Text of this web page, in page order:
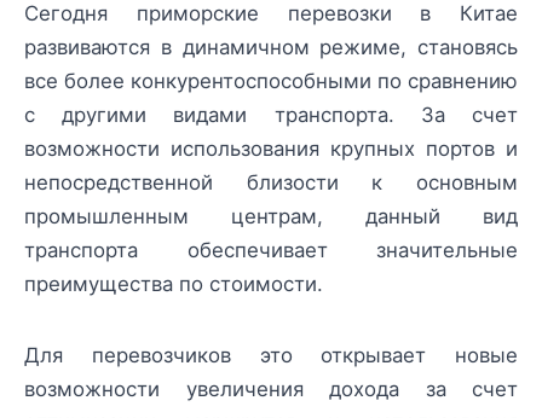
Сегодня приморские перевозки в Китае
развиваются в динамичном режиме, становясь
все более конкурентоспособными по сравнению
с другими видами транспорта. За счет
возможности использования крупных портов и
непосредственной близости к основным
промышленным центрам, данный вид
транспорта обеспечивает значительные
преимущества по стоимости.
Для перевозчиков это открывает новые
возможности увеличения дохода за счет